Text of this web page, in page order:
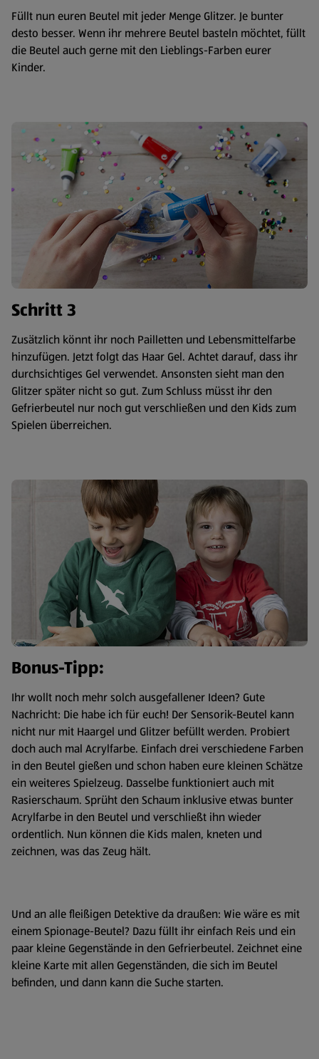
Füllt nun euren Beutel mit jeder Menge Glitzer. Je bunter
desto besser. Wenn ihr mehrere Beutel basteln möchtet, füllt
die Beutel auch gerne mit den Lieblings-Farben eurer
Kinder.
Schritt 3
Zusätzlich könnt ihr noch Pailletten und Lebensmittelfarbe
hinzufügen. Jetzt folgt das Haar Gel. Achtet darauf, dass ihr
durchsichtiges Gel verwendet. Ansonsten sieht man den
Glitzer später nicht so gut. Zum Schluss müsst ihr den
Gefrierbeutel nur noch gut verschließen und den Kids zum
Spielen überreichen.
Bonus-Tipp:
Ihr wollt noch mehr solch ausgefallener Ideen? Gute
Nachricht: Die habe ich für euch! Der Sensorik-Beutel kann
nicht nur mit Haargel und Glitzer befüllt werden. Probiert
doch auch mal Acrylfarbe. Einfach drei verschiedene Farben
in den Beutel gießen und schon haben eure kleinen Schätze
ein weiteres Spielzeug. Dasselbe funktioniert auch mit
Rasierschaum. Sprüht den Schaum inklusive etwas bunter
Acrylfarbe in den Beutel und verschließt ihn wieder
ordentlich. Nun können die Kids malen, kneten und
zeichnen, was das Zeug hält.
Und an alle fleißigen Detektive da draußen: Wie wäre es mit
einem Spionage-Beutel? Dazu füllt ihr einfach Reis und ein
paar kleine Gegenstände in den Gefrierbeutel. Zeichnet eine
kleine Karte mit allen Gegenständen, die sich im Beutel
befinden, und dann kann die Suche starten.